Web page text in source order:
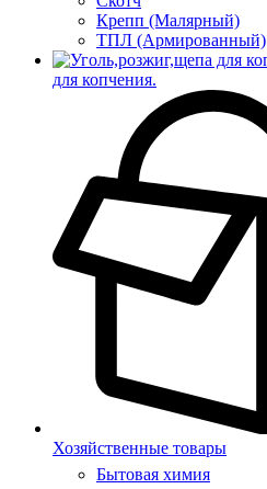
Крепп (Малярный)
ТПЛ (Армированный)
для копчения.
Хозяйственные товары
Бытовая химия